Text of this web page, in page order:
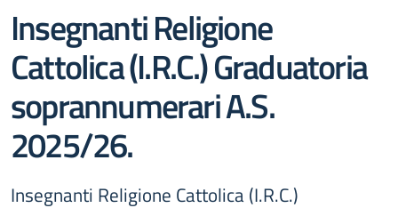
Insegnanti Religione
Cattolica (I.R.C.) Graduatoria
soprannumerari A.S.
2025/26.
Insegnanti Religione Cattolica (I.R.C.)